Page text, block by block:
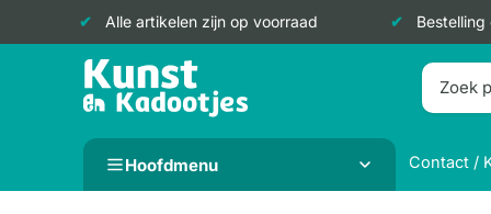
Alle artikelen zijn op voorraad
Doorgaan
Hoofdmenu Contact /